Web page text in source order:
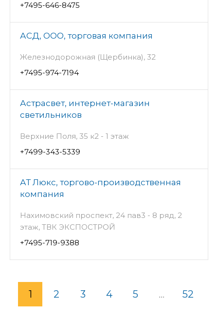
+7495-646-8475
АСД, ООО, торговая компания
Железнодорожная (Щербинка), 32
+7495-974-7194
Астрасвет, интернет-магазин
светильников
Верхние Поля, 35 к2 - 1 этаж
+7499-343-5339
АТ Люкс, торгово-производственная
компания
Нахимовский проспект, 24 пав3 - 8 ряд, 2
этаж, ТВК ЭКСПОСТРОЙ
+7495-719-9388
1 2 3 4 5 ... 52